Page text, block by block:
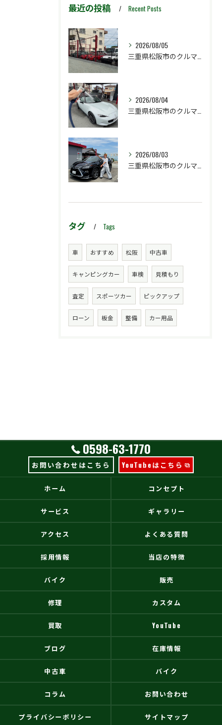
最近の投稿 Recent Posts
2026/08/05
2026/08/04
2026/08/03
タグ Tags
車 おすすめ 松阪 中古車
キャンピングカー 車検 見積もり
査定 スポーツカー ピックアップ
ローン 板金 整備 カー用品
0598-63-1770
お問い合わせはこちら YouTubeはこちら
ホーム コンセプト
サービス ギャラリー
アクセス よくある質問
採用情報 当店の特徴
バイク 販売
修理 カスタム
買取 YouTube
ブログ 在庫情報
中古車 バイク
コラム お問い合わせ
プライバシーポリシー サイトマップ